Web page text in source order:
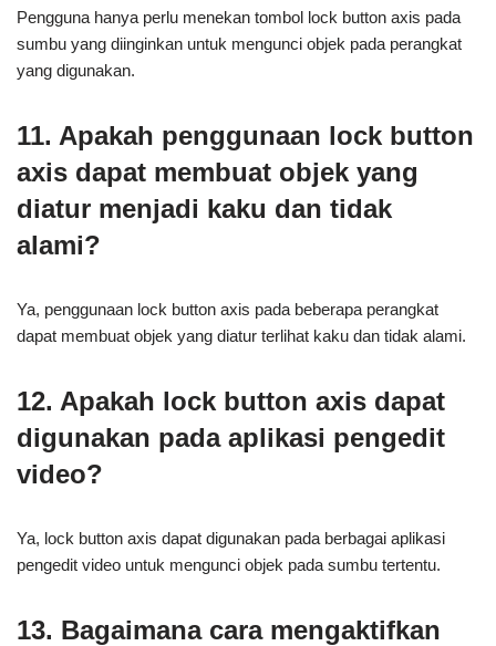
Pengguna hanya perlu menekan tombol lock button axis pada
sumbu yang diinginkan untuk mengunci objek pada perangkat
yang digunakan.
11. Apakah penggunaan lock button
axis dapat membuat objek yang
diatur menjadi kaku dan tidak
alami?
Ya, penggunaan lock button axis pada beberapa perangkat
dapat membuat objek yang diatur terlihat kaku dan tidak alami.
12. Apakah lock button axis dapat
digunakan pada aplikasi pengedit
video?
Ya, lock button axis dapat digunakan pada berbagai aplikasi
pengedit video untuk mengunci objek pada sumbu tertentu.
13. Bagaimana cara mengaktifkan